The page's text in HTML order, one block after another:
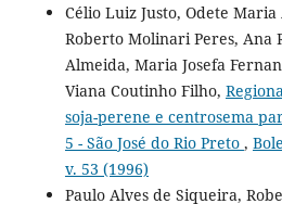
Célio Luiz Justo, Odete
Roberto Molinari Peres, Ana
Almeida, Maria Josefa
Viana Coutinho Filho,
soja-perene e centrosema
5 - São José do Rio Preto ,
v. 53 (1996)
Paulo Alves de Siqueira,